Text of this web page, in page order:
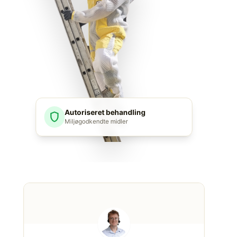
shield Autoriseret behandling
Miljøgodkendte midler